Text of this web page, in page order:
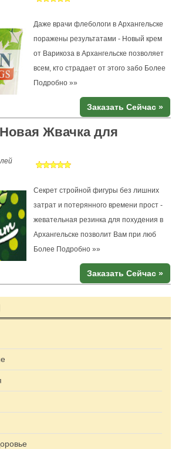
Даже врачи флебологи в Архангельске
поражены результатами - Новый крем
от Варикоза в Архангельске позволяет
всем, кто страдает от этого забо Более
Подробно »»
Заказать Сейчас »
Жвачка для
Секрет стройной фигуры без лишних
затрат и потерянного времени прост -
жевательная резинка для похудения в
Архангельске позволит Вам при люб
Более Подробно »»
Заказать Сейчас »